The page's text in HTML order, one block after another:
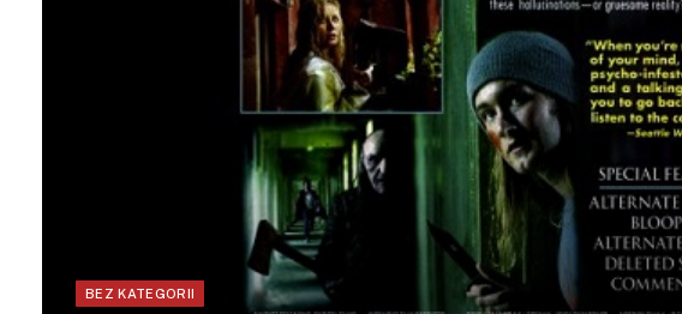
BEZ KATEGORII